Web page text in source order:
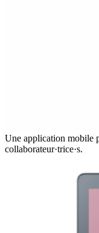
Une application mobile
collaborateur·trice·s.